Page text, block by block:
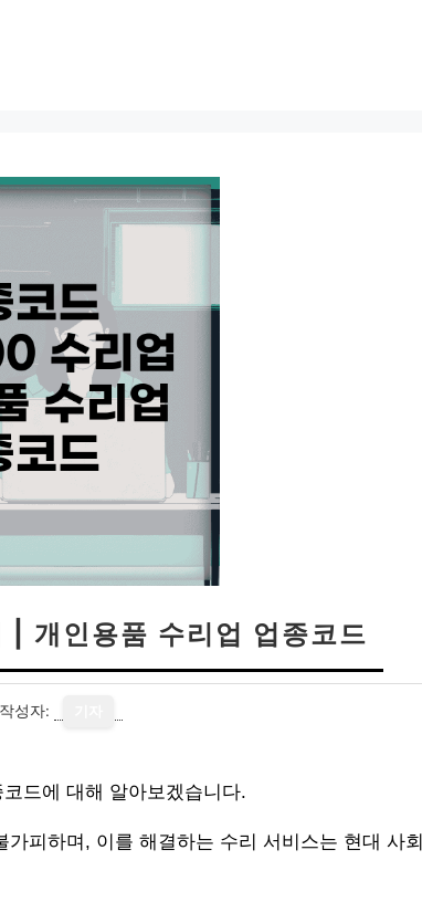
개인용품 수리업 업종코드
작성자:
드에 대해 알아보겠습니다.
피하며, 이를 해결하는 수리 서비스는 현대 사회